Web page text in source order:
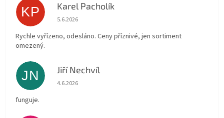
KP Karel Pacholík
Hodnocení obchodu je 4 z 5 hvězdiček.
5.6.2026
Rychle vyřízeno, odesláno. Ceny příznivé, jen sortiment
omezený.
JN Jiří Nechvíl
Hodnocení obchodu je 5 z 5 hvězdiček.
4.6.2026
funguje.